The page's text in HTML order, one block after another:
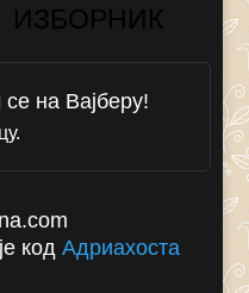
на Вајберу!
кодАдриахоста